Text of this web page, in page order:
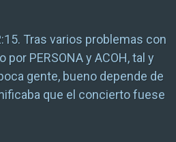
Tras varios problemas con
PERSONA y ACOH, tal y
gente, bueno depende de
que el concierto fuese